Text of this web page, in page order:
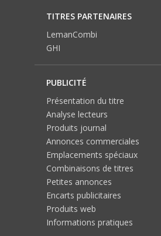
TITRES PARTENAIRES
LemanCombi
GHI
PUBLICITÉ
Présentation du titre
Analyse lecteurs
Produits journal
Annonces commerciales
Emplacements spéciaux
Combinaisons de titres
Petites annonces
Encarts publicitaires
Produits web
Informations pratiques